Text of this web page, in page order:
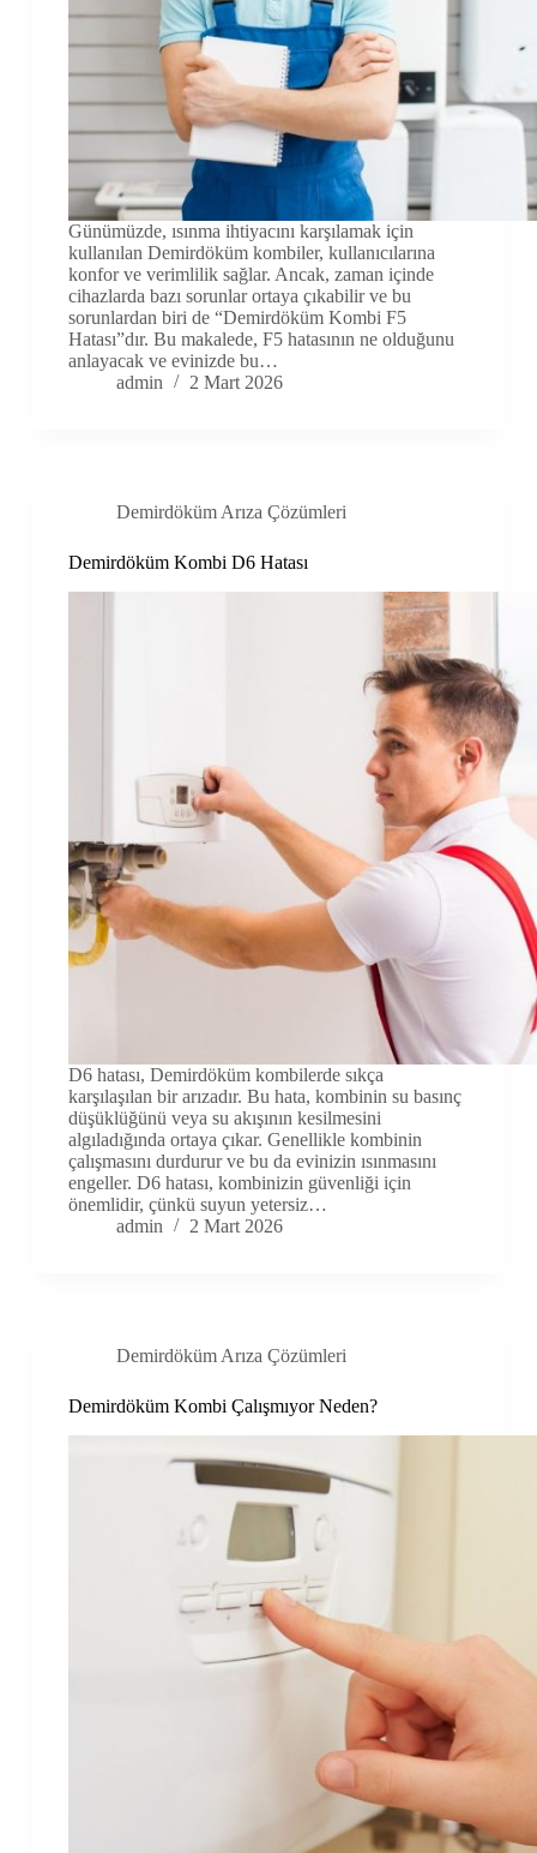
Günümüzde, ısınma ihtiyacını karşılamak için
kullanılan Demirdöküm kombiler, kullanıcılarına
konfor ve verimlilik sağlar. Ancak, zaman içinde
cihazlarda bazı sorunlar ortaya çıkabilir ve bu
sorunlardan biri de “Demirdöküm Kombi F5
Hatası”dır. Bu makalede, F5 hatasının ne olduğunu
anlayacak ve evinizde bu…
admin
2 Mart 2026
Demirdöküm Arıza Çözümleri
Demirdöküm Kombi D6 Hatası
D6 hatası, Demirdöküm kombilerde sıkça
karşılaşılan bir arızadır. Bu hata, kombinin su basınç
düşüklüğünü veya su akışının kesilmesini
algıladığında ortaya çıkar. Genellikle kombinin
çalışmasını durdurur ve bu da evinizin ısınmasını
engeller. D6 hatası, kombinizin güvenliği için
önemlidir, çünkü suyun yetersiz…
admin
2 Mart 2026
Demirdöküm Arıza Çözümleri
Demirdöküm Kombi Çalışmıyor Neden?